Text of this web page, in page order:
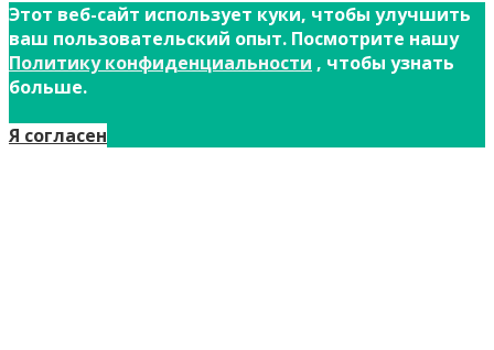
Этот веб-сайт использует куки, чтобы улучшить
ваш пользовательский опыт. Посмотрите нашу
Политику конфиденциальности , чтобы узнать
больше.
Я согласен